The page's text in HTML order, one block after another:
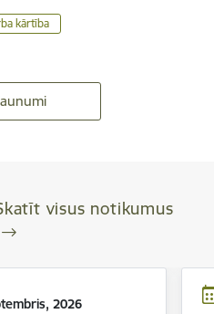
kārtība
visus notikumus
2026